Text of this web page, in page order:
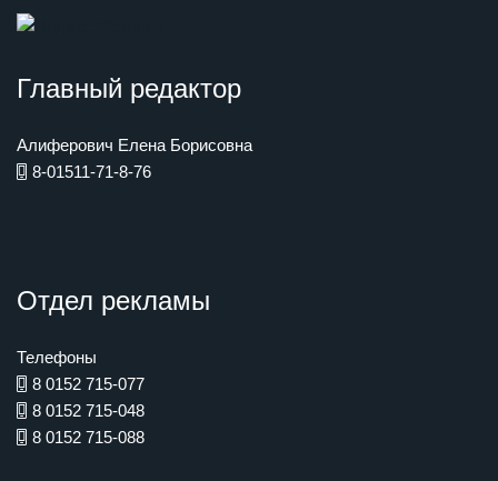
Главный редактор
Алиферович Елена Борисовна
8-01511-71-8-76
Отдел рекламы
Телефоны
8 0152 715-077
8 0152 715-048
8 0152 715-088